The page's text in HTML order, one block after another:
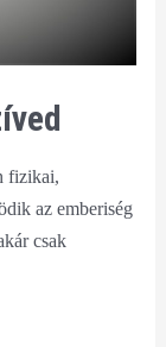
fizikai,
az emberiség
csak